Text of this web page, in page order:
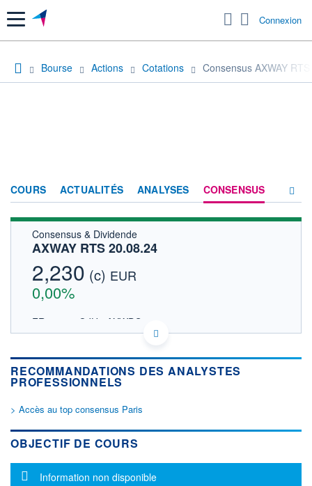
Menu Connexion
Bourse Actions Cotations Consensus AXWAY
COURS ACTUALITÉS ANALYSES CONSENSUS
Consensus & Dividende
AXWAY RTS 20.08.24
2,230 (c) EUR
0,00%
FR001400QJH1 AXWDS
EURONEXT PARIS DONNÉES TEMPS RÉEL
Cotation sur les autres places
PÉTROLE ET GAZ
OUVERTURE
0,000
CLÔTURE VEILLE
RECOMMANDATIONS DES ANALYSTES
PROFESSIONNELS
> Accès au top consensus Paris
OBJECTIF DE COURS
Message d'information
Information non disponible